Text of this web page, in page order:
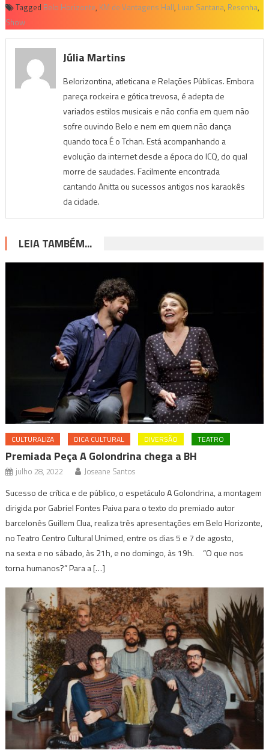
Tagged Belo Horizonte, KM de Vantagens Hall, Luan Santana, Resenha,
Show
Júlia Martins
Belorizontina, atleticana e Relações Públicas. Embora
pareça rockeira e gótica trevosa, é adepta de
variados estilos musicais e não confia em quem não
sofre ouvindo Belo e nem em quem não dança
quando toca É o Tchan. Está acompanhando a
evolução da internet desde a época do ICQ, do qual
morre de saudades. Facilmente encontrada
cantando Anitta ou sucessos antigos nos karaokês
da cidade.
LEIA TAMBÉM...
CULTURALIZA DICA CULTURAL DIVERSÃO TEATRO
Premiada Peça A Golondrina chega a BH
julho 28, 2022 Joseane Santos
Sucesso de crítica e de público, o espetáculo A Golondrina, a montagem
dirigida por Gabriel Fontes Paiva para o texto do premiado autor
barcelonês Guillem Clua, realiza três apresentações em Belo Horizonte,
no Teatro Centro Cultural Unimed, entre os dias 5 e 7 de agosto,
na sexta e no sábado, às 21h, e no domingo, às 19h. “O que nos
torna humanos?” Para a […]